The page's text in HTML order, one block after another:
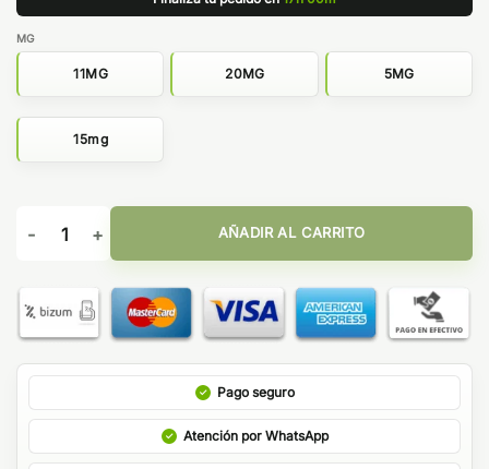
MG
11MG 20MG 5MG
15mg
Just Juice Iconic Fruit Nic Salt Watermelon & Cherry 10ml
AÑADIR AL CARRITO
Pago seguro
Atención por WhatsApp